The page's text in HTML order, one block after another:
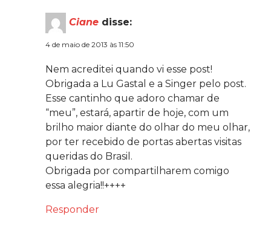
Ciane disse:
4 de maio de 2013 às 11:50
Nem acreditei quando vi esse post!
Obrigada a Lu Gastal e a Singer pelo post.
Esse cantinho que adoro chamar de
“meu”, estará, apartir de hoje, com um
brilho maior diante do olhar do meu olhar,
por ter recebido de portas abertas visitas
queridas do Brasil.
Obrigada por compartilharem comigo
essa alegria!!++++
Responder